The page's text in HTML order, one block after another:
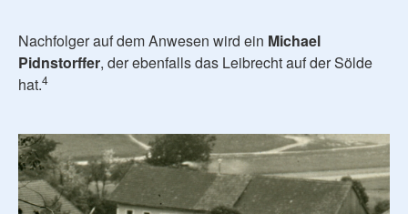
Nachfolger auf dem Anwesen wird ein Michael
Pidnstorffer, der ebenfalls das Leibrecht auf der Sölde
hat.4